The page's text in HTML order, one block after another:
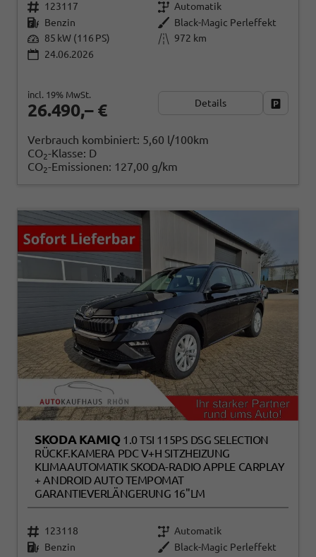
123117
Automatik
Benzin
Black-Magic Perleffekt
85 kW (116 PS)
972 km
24.06.2026
26.490,– €
incl. 19% MwSt.
Details
Verbrauch kombiniert: 5,60 l/100km
CO2-Klasse: D
CO2-Emissionen: 127,00 g/km
SKODA KAMIQ 1.0 TSI 115PS DSG SELECTION
RÜCKF.KAMERA PDC V+H SITZHEIZUNG
KLIMAAUTOMATIK SKODA-RADIO APPLE CARPLAY
+ ANDROID AUTO TEMPOMAT
GARANTIEVERLÄNGERUNG 16"LM
123118
Automatik
Benzin
Black-Magic Perleffekt